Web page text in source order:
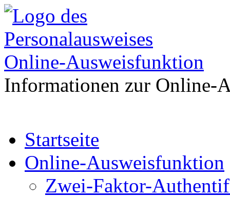
Online-Ausweisfunktion
Informationen zur Online-
Inhalt
springenStartseite
Online-Ausweisfunktion
Zwei-Faktor-